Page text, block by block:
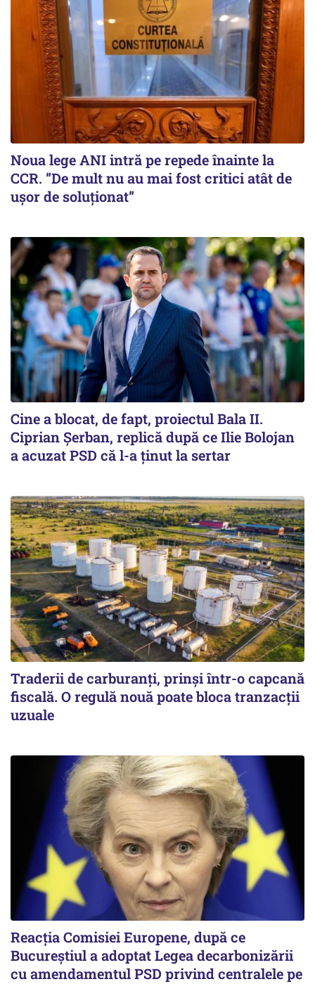
Noua lege ANI intră pe repede înainte la
CCR. ”De mult nu au mai fost critici atât de
ușor de soluționat”
Cine a blocat, de fapt, proiectul Bala II.
Ciprian Șerban, replică după ce Ilie Bolojan
a acuzat PSD că l-a ținut la sertar
Traderii de carburanți, prinși într-o capcană
fiscală. O regulă nouă poate bloca tranzacții
uzuale
Reacția Comisiei Europene, după ce
Bucureștiul a adoptat Legea decarbonizării
cu amendamentul PSD privind centralele pe